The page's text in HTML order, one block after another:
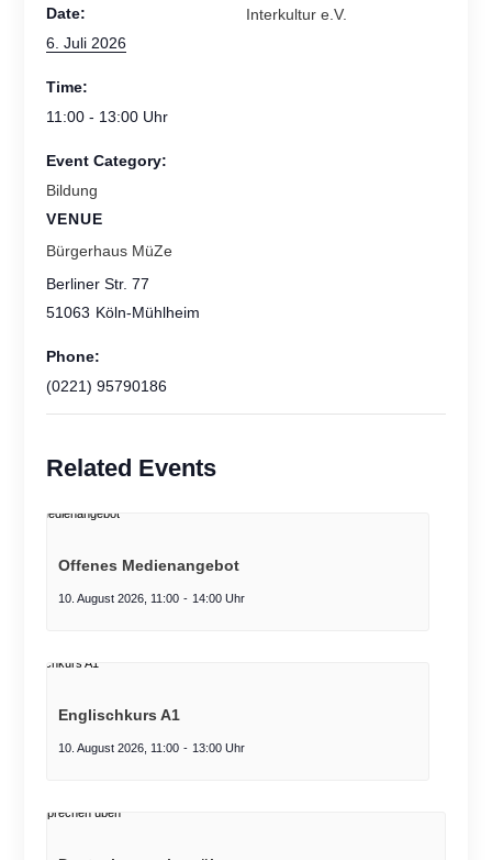
Date:
6. Juli 2026
Time:
11:00 - 13:00
Event Category:
Bildung
VENUE
Bürgerhaus MüZe
Berliner Str. 77
Köln-Mühlheim
51063
Phone:
(0221) 95790186
Interkultur e.V.
Related Events
Offenes Medienangebot
10. August 2026, 11:00 - 14:00
Englischkurs A1
10. August 2026, 11:00 - 13:00